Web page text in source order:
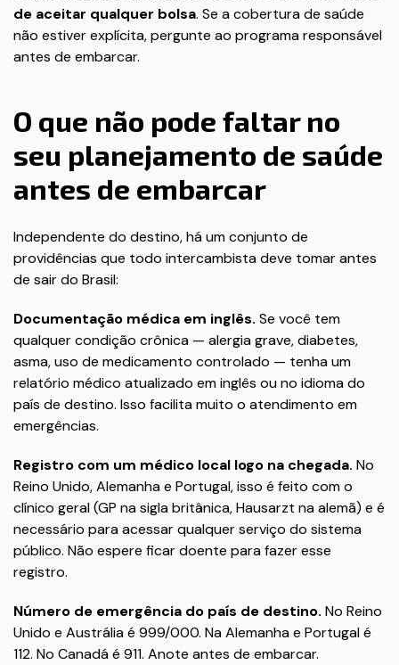
de aceitar qualquer bolsa. Se a cobertura de saúde
não estiver explícita, pergunte ao programa responsável
antes de embarcar.
O que não pode faltar no
seu planejamento de saúde
antes de embarcar
Independente do destino, há um conjunto de
providências que todo intercambista deve tomar antes
de sair do Brasil:
Documentação médica em inglês. Se você tem
qualquer condição crônica — alergia grave, diabetes,
asma, uso de medicamento controlado — tenha um
relatório médico atualizado em inglês ou no idioma do
país de destino. Isso facilita muito o atendimento em
emergências.
Registro com um médico local logo na chegada. No
Reino Unido, Alemanha e Portugal, isso é feito com o
clínico geral (GP na sigla britânica, Hausarzt na alemã) e é
necessário para acessar qualquer serviço do sistema
público. Não espere ficar doente para fazer esse
registro.
Número de emergência do país de destino. No Reino
Unido e Austrália é 999/000. Na Alemanha e Portugal é
112. No Canadá é 911. Anote antes de embarcar.